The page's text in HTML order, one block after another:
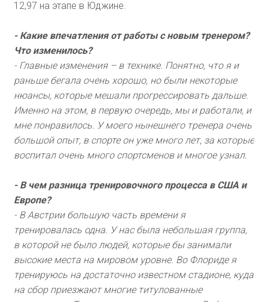
12,97 на этапе в Юджине.
- Какие впечатления от работы с новым тренером?
Что изменилось?
- Главные изменения – в технике. Понятно, что я и
раньше бегала очень хорошо, но были некоторые
нюансы, которые мешали прогрессировать дальше.
Именно на этом, в первую очередь, мы и работали, и
мне понравилось. У моего нынешнего тренера очень
большой опыт, в спорте он уже много лет, за которые
воспитал очень много спортсменов и многое узнал.
- В чем разница тренировочного процесса в США и
Европе?
- В Австрии большую часть времени я
тренировалась одна. У нас была небольшая группа,
в которой не было людей, которые бы занимали
высокие места на мировом уровне. Во Флориде я
тренируюсь на достаточно известном стадионе, куда
на сбор приезжают многие титулованные